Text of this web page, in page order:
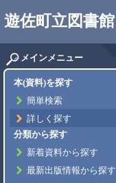
遊佐町立図書館
メインメニュー
本(資料)を探す
簡単検索
詳しく探す
分類から探す
新着資料から探す
最新出版情報から探す